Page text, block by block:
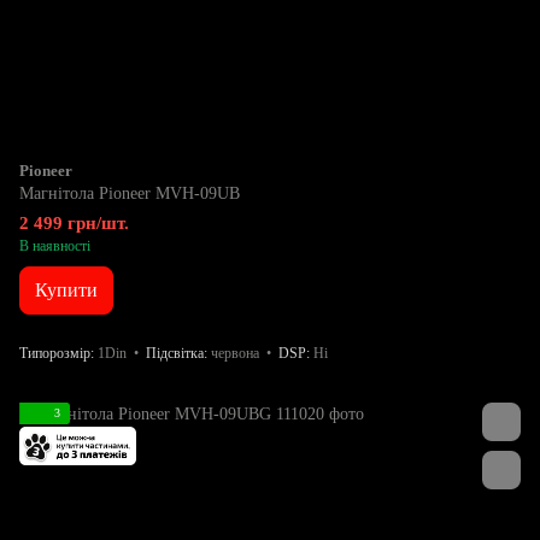
Pioneer
Магнітола Pioneer MVH-09UB
2 499 грн/шт.
В наявності
Купити
Типорозмір 1Din Підсвітка червона DSP Ні
3